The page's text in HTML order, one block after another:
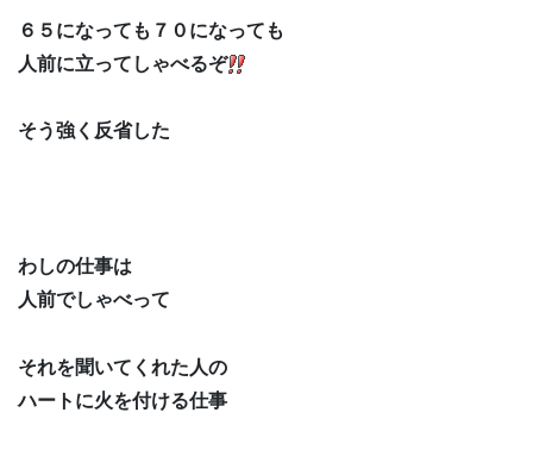
６５になっても７０になっても
人前に立ってしゃべるぞ
そう強く反省した
わしの仕事は
人前でしゃべって
それを聞いてくれた人の
ハートに火を付ける仕事